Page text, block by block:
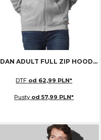
GISF000 GILDAN ADULT FULL ZIP HOODED SWEAT
DTF od 62,99 PLN*
Pusty od57,99 PLN*